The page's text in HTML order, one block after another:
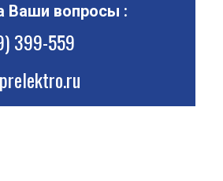
Ваши вопросы :
399-559